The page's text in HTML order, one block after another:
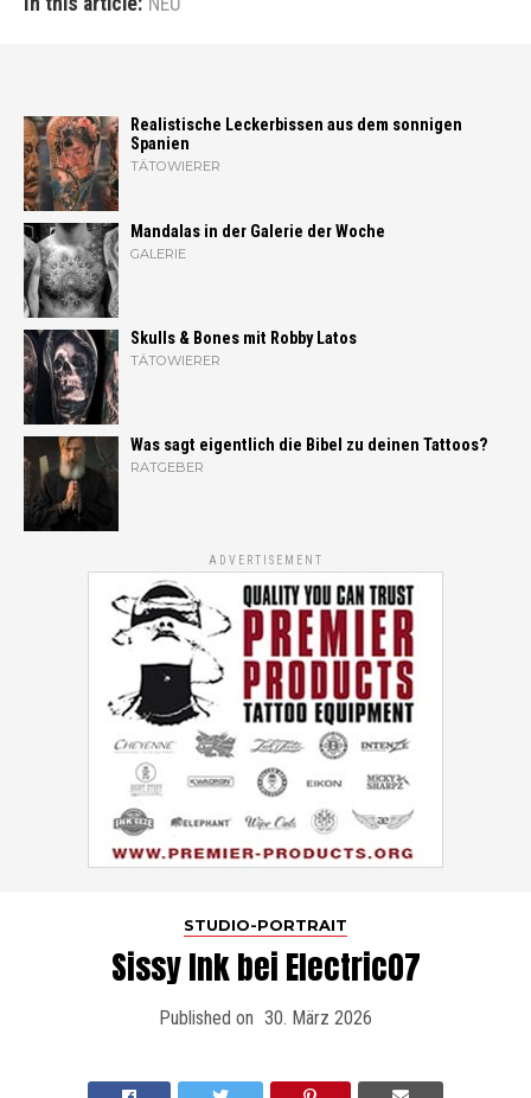
Realistische Leckerbissen aus dem sonnigen
Spanien
TÄTOWIERER
Mandalas in der Galerie der Woche
GALERIE
Skulls & Bones mit Robby Latos
TÄTOWIERER
Was sagt eigentlich die Bibel zu deinen Tattoos?
RATGEBER
ADVERTISEMENT
STUDIO-PORTRAIT
Sissy Ink bei Electric07
Published on 30. März 2026